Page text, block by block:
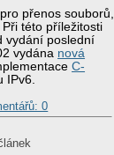
přenos souborů,
Při této příležitosti
vydání poslední
vydána nová
C-
IPv6.
0